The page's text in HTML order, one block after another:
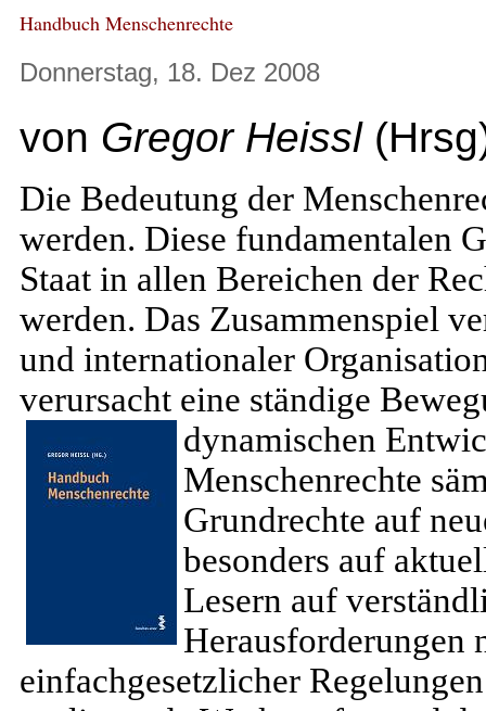
Handbuch Menschenrechte
Donnerstag, 18. Dez 2008
von Gregor Heissl
Die Bedeutung der
werden. Diese fundamentalen
Staat in allen Bereichen der
werden. Das Zusammenspiel
und internationaler
verursacht eine ständige
dynamischen
Menschenrechte
Grundrechte auf
besonders auf
Lesern auf
Herausforderungen
einfachgesetzlicher